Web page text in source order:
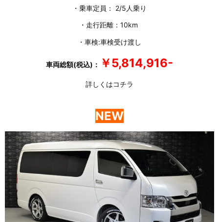
・乗車定員： 2/5人乗り
・走行距離：10km
・車検:車検受け渡し
車両総額(税込)： ￥5,814,916-
詳しくはコチラ
NEW